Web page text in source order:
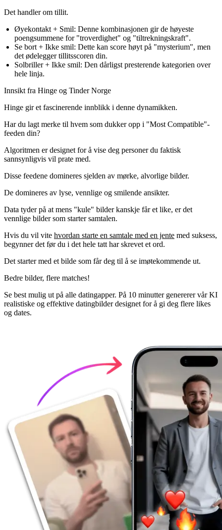
Det handler om tillit.
Øyekontakt + Smil: Denne kombinasjonen gir de høyeste
poengsummene for "troverdighet" og "tiltrekningskraft".
Se bort + Ikke smil: Dette kan score høyt på "mysterium", men
det ødelegger tillitsscoren din.
Solbriller + Ikke smil: Den dårligst presterende kategorien over
hele linja.
Innsikt fra Hinge og Tinder Norge
Hinge gir et fascinerende innblikk i denne dynamikken.
Har du lagt merke til hvem som dukker opp i "Most Compatible"-
feeden din?
Algoritmen er designet for å vise deg personer du faktisk
sannsynligvis vil prate med.
Disse feedene domineres sjelden av mørke, alvorlige bilder.
De domineres av lyse, vennlige og smilende ansikter.
Data tyder på at mens "kule" bilder kanskje får et like, er det
vennlige bilder som starter samtalen.
Hvis du vil vite hvordan starte en samtale med en jente med suksess,
begynner det før du i det hele tatt har skrevet et ord.
Det starter med et bilde som får deg til å se imøtekommende ut.
Bedre bilder, flere matches!
Se best mulig ut på alle datingapper. På 10 minutter genererer vår KI
realistiske og effektive datingbilder designet for å gi deg flere likes
og dates.